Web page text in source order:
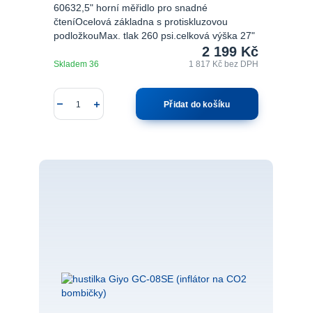
60632,5" horní měřidlo pro snadné
čteníOcelová základna s protiskluzovou
podložkouMax. tlak 260 psi.celková výška 27"
2 199 Kč
1 817 Kčbez DPH
Skladem 36
Přidat do košíku